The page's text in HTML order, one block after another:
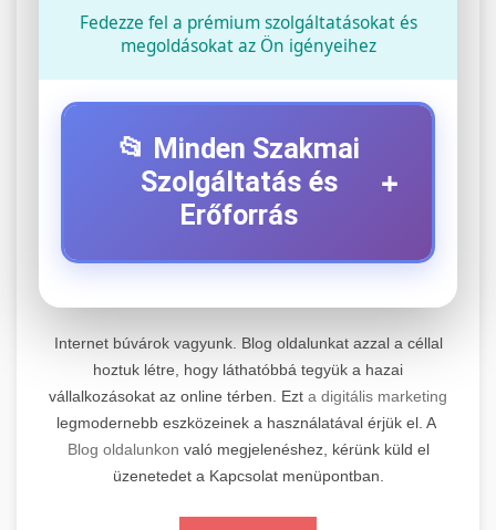
Fedezze fel a prémium szolgáltatásokat és
megoldásokat az Ön igényeihez
📂 Minden Szakmai
Szolgáltatás és
Erőforrás
+
+
Professzionális elektromos roller javítási és
karbantartási szolgáltatások. Szakértő
technikusaink minőségi szervízt nyújtanak
minden jelentős márkához és modellhez.
Szervizközpont Látogatása
📊 2. Online Marketing
Ügynökség
+
Átfogó online marketing szolgáltatások,
beleértve a SEO-t, közösségi média kezelést és
Internet búvárok vagyunk. Blog oldalunkat azzal a céllal
hoztuk létre, hogy láthatóbbá tegyük a hazai
vállalkozásokat az online térben. Ezt a digitális marketing
legmodernebb eszközeinek a használatával érjük el. A
Blog oldalunkon való megjelenéshez, kérünk küld el
üzenetedet a Kapcsolat menüpontban.